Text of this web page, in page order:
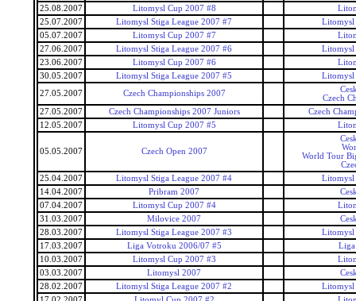
25.08.2007
Litomysl Cup 2007 #8
25.07.2007
Litomysl Stiga League 2007 #7
Litomysl
05.07.2007
Litomysl Cup 2007 #7
27.06.2007
Litomysl Stiga League 2007 #6
Litomysl
23.06.2007
Litomysl Cup 2007 #6
30.05.2007
Litomysl Stiga League 2007 #5
Litomysl
27.05.2007
Czech Championships 2007
Czech
27.05.2007
Czech Championships 2007 Juniors
Czech
12.05.2007
Litomysl Cup 2007 #5
05.05.2007 Czech Open 2007
World Tour
25.04.2007
Litomysl Stiga League 2007 #4
Litomysl
14.04.2007
Pribram 2007
07.04.2007
Litomysl Cup 2007 #4
31.03.2007
Milovice 2007
28.03.2007
Litomysl Stiga League 2007 #3
Litomysl
17.03.2007
Liga Votroku 2006/07 #5
10.03.2007
Litomysl Cup 2007 #3
03.03.2007
Litomysl 2007
28.02.2007
Litomysl Stiga League 2007 #2
Litomysl